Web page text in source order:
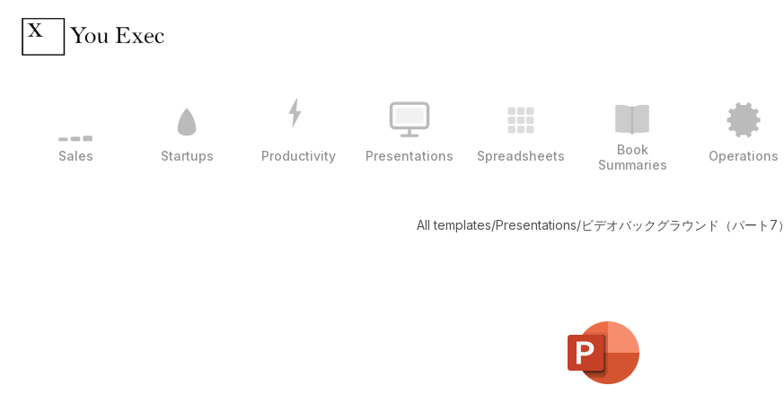
Sales Startups Productivity Presentations Spreadsheets
Book
Summaries
Operations
All templates/Presentations/ビデオバックグラウンド（パート7）